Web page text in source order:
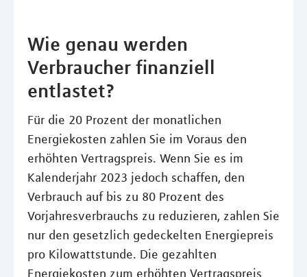
Wie genau werden
Verbraucher finanziell
entlastet?
Für die 20 Prozent der monatlichen
Energiekosten zahlen Sie im Voraus den
erhöhten Vertragspreis. Wenn Sie es im
Kalenderjahr 2023 jedoch schaffen, den
Verbrauch auf bis zu 80 Prozent des
Vorjahresverbrauchs zu reduzieren, zahlen Sie
nur den gesetzlich gedeckelten Energiepreis
pro Kilowattstunde. Die gezahlten
Energiekosten zum erhöhten Vertragspreis